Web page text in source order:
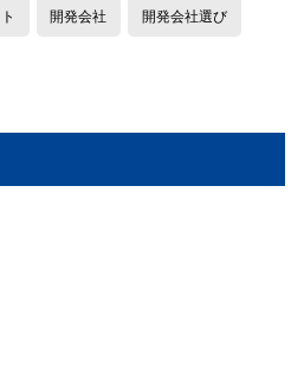
開発会社 開発会社選び